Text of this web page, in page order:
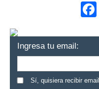
Ingresa tu email:
Sí, quisiera recibir